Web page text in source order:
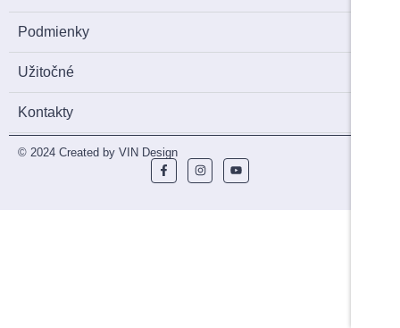
Podmienky
Užitočné
Kontakty
© 2024 Created by VIN Design